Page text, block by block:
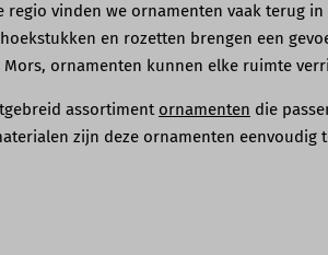
regio vinden we ornamenten vaak terug
en rozetten brengen een
ornamenten kunnen elke ruimte
assortiment ornamenten die
zijn deze ornamenten